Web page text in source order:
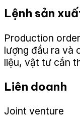
Lệnh sản
Production
lượng đầu ra và
liệu, vật tư cần
Liên doanh
Joint venture